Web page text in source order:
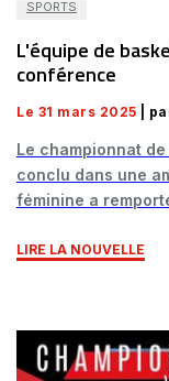
SPORTS
L'équipe de
conférence
Le 31 mars 2025 |
Le championnat
conclu dans une
féminine a
LIRE LA NOUVELLE